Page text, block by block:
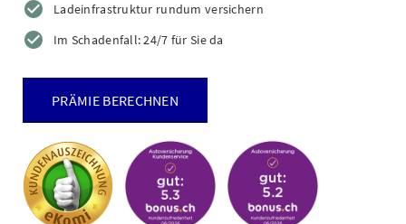
Ladeinfrastruktur rundum versichern
Im Schadenfall: 24/7 für Sie da
PRÄMIE BERECHNEN